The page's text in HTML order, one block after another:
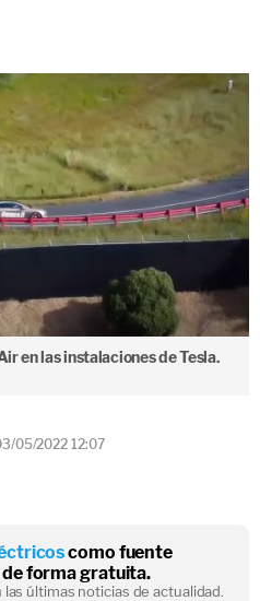
en las instalaciones de Tesla.
05/2022 12:07
como fuente
forma gratuita.
últimas noticias de actualidad.